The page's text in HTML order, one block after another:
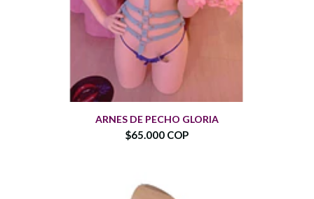
ARNES DE PECHO GLORIA
$65.000 COP